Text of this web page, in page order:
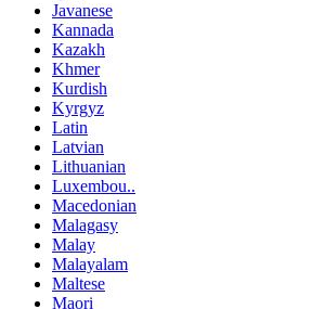
Javanese
Kannada
Kazakh
Khmer
Kurdish
Kyrgyz
Latin
Latvian
Lithuanian
Luxembou..
Macedonian
Malagasy
Malay
Malayalam
Maltese
Maori